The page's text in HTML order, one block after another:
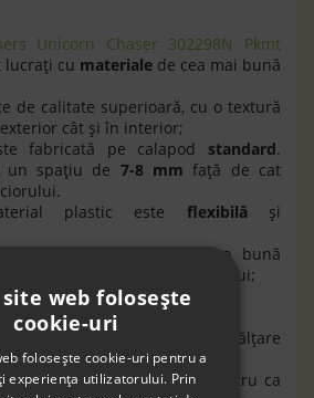
Unicorn Chaser 302298N Pkmt
lucraţi cu materiale de cea mai bună
de calitate superioară, cu o textură
cât şi în interior;
fabricată pe calapod standard.
un spaţiu de 7-8 mm faţă de cat
plastic este flexibilăşi
oferă piciorului o bună
şi confort în timpul mersului;
leduri ;
non-marking;
cu
permite o încălţare
încă de la primii paşi pentru ca
web folosește
cookie-uri
folosește cookie-uri pentru a
experiența utilizatorului. Prin